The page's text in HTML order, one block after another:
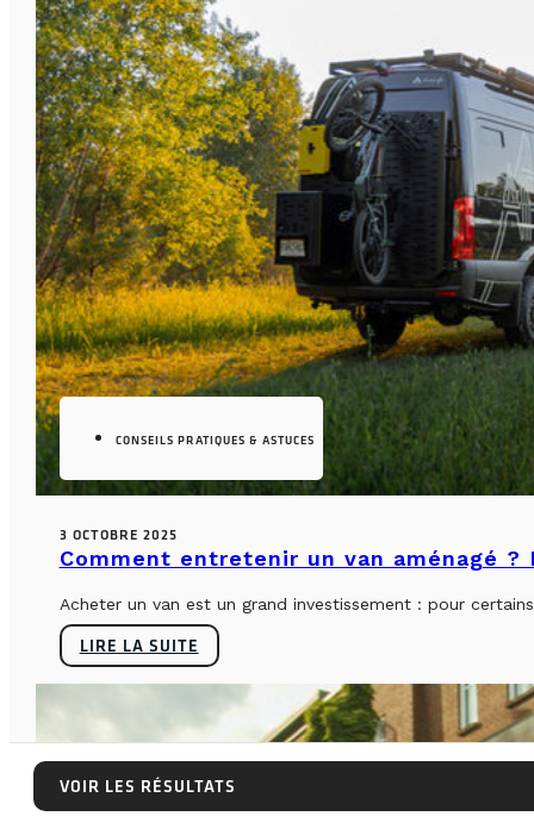
CONSEILS PRATIQUES & ASTUCES
3 OCTOBRE 2025
Comment entretenir un van aménagé
Acheter un van est un grand investissement : pour
LIRE LA SUITE
VOIR LES RÉSULTATS
VOIR LES RÉSULTATS